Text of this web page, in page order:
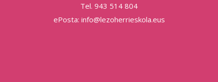
Tel. 943 514 804
ePosta: info@lezoherrieskola.eus